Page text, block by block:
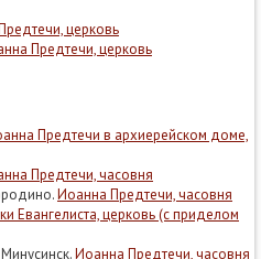
церковь
Предтечи, церковь
Предтечи в архиерейском доме,
Предтечи, часовня
Иоанна Предтечи, часовня
Евангелиста, церковь (с приделом
Иоанна Предтечи, часовня